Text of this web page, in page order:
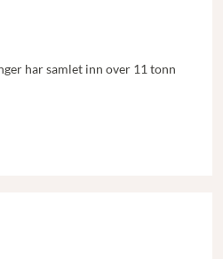
har samlet inn over 11 tonn